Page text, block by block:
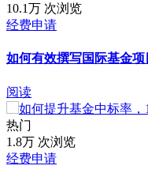
现在已经是2019年了，
应该尽量避免在页面上
⑨ 反复确认申请书符合
因为基金立项率如此之
由。检查你是否遵循了所
⑩ 在附信中要求指派特定
10.1万 次浏览
经费申请
如何有效撰写国际基金项
阅读
热门
1.8万 次浏览
经费申请